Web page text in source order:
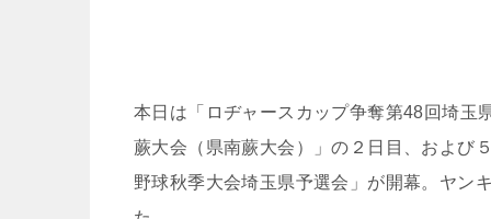
本日は「ロヂャースカップ争奪第48回埼玉
蕨大会（県南蕨大会）」の２日目、および
野球秋季大会埼玉県予選会」が開幕。ヤン